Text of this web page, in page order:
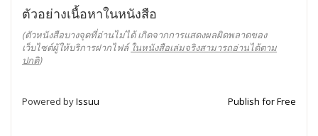
ตัวอย่างเนื้อหาในหนังสือ
(ตัวหนังสือบางจุดที่อ่านไม่ได้ เกิดจากการแสดงผลผิดพลาดของ
เว็บไซต์ผู้ให้บริการฝากไฟล์ ในหนังสือเล่มจริงสามารถอ่านได้ตาม
ปกติ)
Powered byIssuu Publish for Free